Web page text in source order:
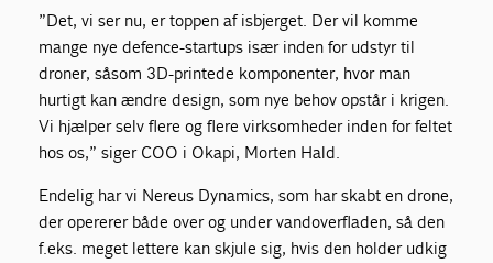
”Det, vi ser nu, er toppen af isbjerget. Der vil komme
mange nye defence-startups især inden for udstyr til
droner, såsom 3D-printede komponenter, hvor man
hurtigt kan ændre design, som nye behov opstår i krigen.
Vi hjælper selv flere og flere virksomheder inden for feltet
hos os,” siger COO i Okapi, Morten Hald.
Endelig har vi Nereus Dynamics, som har skabt en drone,
der opererer både over og under vandoverfladen, så den
f.eks. meget lettere kan skjule sig, hvis den holder udkig